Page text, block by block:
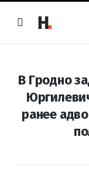
В Гродно
ранее